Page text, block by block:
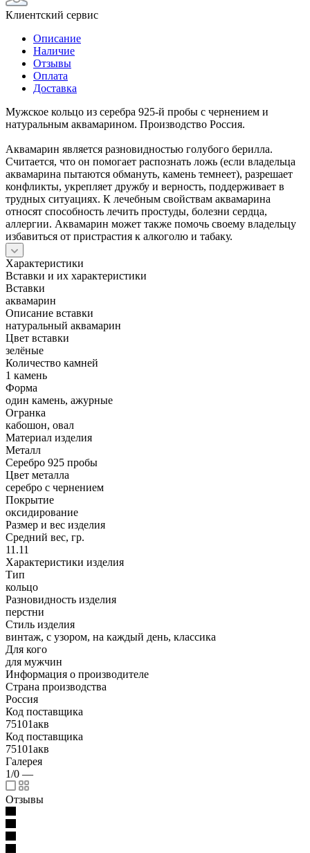
Клиентский сервис
Описание
Наличие
Отзывы
Оплата
Доставка
Мужское кольцо из серебра 925-й пробы с чернением и
натуральным аквамарином. Производство Россия.
Аквамарин является разновидностью голубого берилла.
Считается, что он помогает распознать ложь (если владельца
аквамарина пытаются обмануть, камень темнеет), разрешает
конфликты, укрепляет дружбу и верность, поддерживает в
трудных ситуациях. К лечебным свойствам аквамарина
относят способность лечить простуды, болезни сердца,
аллергии. Аквамарин может также помочь своему владельцу
избавиться от пристрастия к алкоголю и табаку.
Характеристики
Вставки и их характеристики
Вставки
аквамарин
Описание вставки
натуральный аквамарин
Цвет вставки
зелёные
Количество камней
1 камень
Форма
один камень, ажурные
Огранка
кабошон, овал
Материал изделия
Металл
Серебро 925 пробы
Цвет металла
серебро с чернением
Покрытие
оксидирование
Размер и вес изделия
Средний вес, гр.
11.11
Характеристики изделия
Тип
кольцо
Разновидность изделия
перстни
Стиль изделия
винтаж, с узором, на каждый день, классика
Для кого
для мужчин
Информация о производителе
Страна производства
Россия
Код поставщика
75101акв
Код поставщика
75101акв
Галерея
1/0 —
Отзывы